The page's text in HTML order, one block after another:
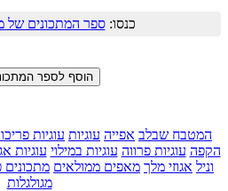
כנסו:ספר המתכונים של
המטבח שבלב אפייה עוגיות עוגיות
הקפה עוגיות פרווה עוגיות במילוי עוגיות
וניל אגוזי מלך מאפים ממולאים מתכונים
מגולגלות